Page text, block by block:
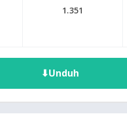
1.351
⬇Unduh